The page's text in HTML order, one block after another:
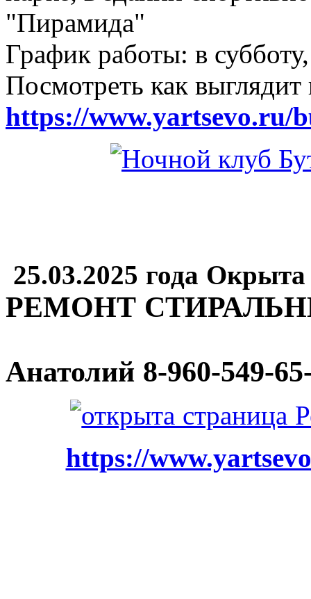
"Пирамида"
График работы: в
Посмотреть как
https://www.yartsevo.ru/
25.03.2025 года
РЕМОНТ
Анатолий 8-960-549-
https://